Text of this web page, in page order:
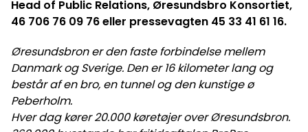
Head of Public Relations, Øresundsbro Konsortiet,
46 706 76 09 76 eller pressevagten 45 33 41 61 16.
Øresundsbron er den faste forbindelse mellem
Danmark og Sverige. Den er 16 kilometer lang og
består af en bro, en tunnel og den kunstige ø
Peberholm.
Hver dag kører 20.000 køretøjer over Øresundsbron.